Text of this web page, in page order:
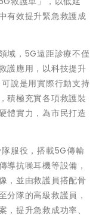
有效提升緊急救護成
域，5G遠距診療不僅
護應用，以科技提升
說是用實際行動支持
積極充實各項救護裝
體實力，為市民打造
服役，搭載5G傳輸
導抗噪耳機等設備，
，並由救護員搭配骨
分隊的高級救護員，
提升急救成功率、